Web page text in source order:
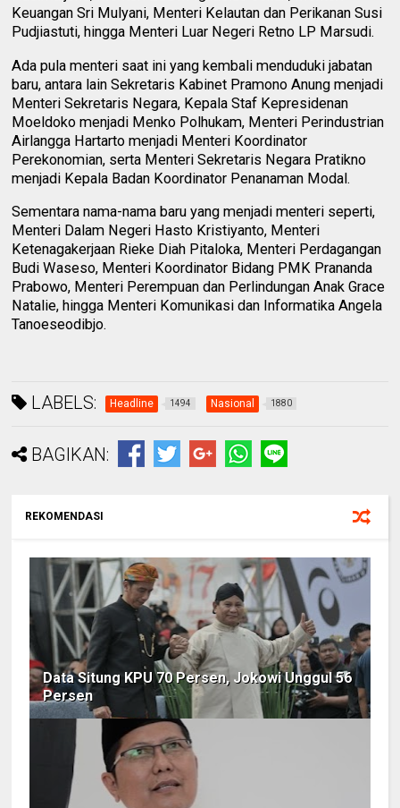
Keuangan Sri Mulyani, Menteri Kelautan dan Perikanan Susi
Pudjiastuti, hingga Menteri Luar Negeri Retno LP Marsudi.
Ada pula menteri saat ini yang kembali menduduki jabatan
baru, antara lain Sekretaris Kabinet Pramono Anung menjadi
Menteri Sekretaris Negara, Kepala Staf Kepresidenan
Moeldoko menjadi Menko Polhukam, Menteri Perindustrian
Airlangga Hartarto menjadi Menteri Koordinator
Perekonomian, serta Menteri Sekretaris Negara Pratikno
menjadi Kepala Badan Koordinator Penanaman Modal.
Sementara nama-nama baru yang menjadi menteri seperti,
Menteri Dalam Negeri Hasto Kristiyanto, Menteri
Ketenagakerjaan Rieke Diah Pitaloka, Menteri Perdagangan
Budi Waseso, Menteri Koordinator Bidang PMK Prananda
Prabowo, Menteri Perempuan dan Perlindungan Anak Grace
Natalie, hingga Menteri Komunikasi dan Informatika Angela
Tanoeseodibjo.
LABELS: Headline 1494 Nasional 1880
BAGIKAN:
REKOMENDASI
Data Situng KPU 70 Persen, Jokowi Unggul 56
Persen